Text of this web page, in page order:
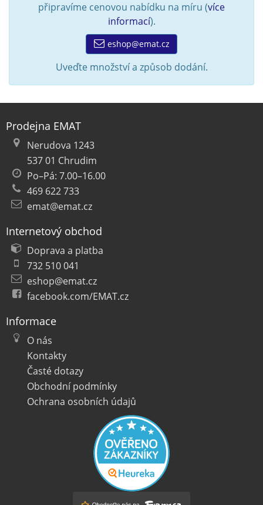
připravíme cenovou nabídku na míru (více
informací).
eshop@emat.cz
Uveďte množství a způsob dodání.
Prodejna EMAT
Nerudova 1243
537 01 Chrudim
Po–Pá: 7.00–16.00
469 622 733
emat@emat.cz
Internetový obchod
Doprava a platba
732 510 041
eshop@emat.cz
facebook.com/EMAT.cz
Informace
O nás
Kontakty
Časté dotazy
Obchodní podmínky
Ochrana osobních údajů